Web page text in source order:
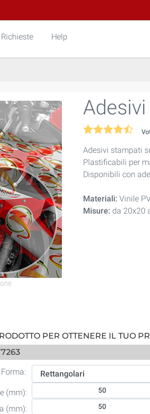
Richieste Help
Adesivi stampati
Plastificabili per
Disponibili con
Materiali: Vinile
Misure: da 20x20
PER OTTENERE IL TUO
Forma:
(mm):
(mm):